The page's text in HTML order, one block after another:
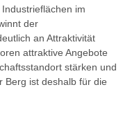
im
der
an Attraktivität
attraktive Angebote
stärken und
Berg ist deshalb für die